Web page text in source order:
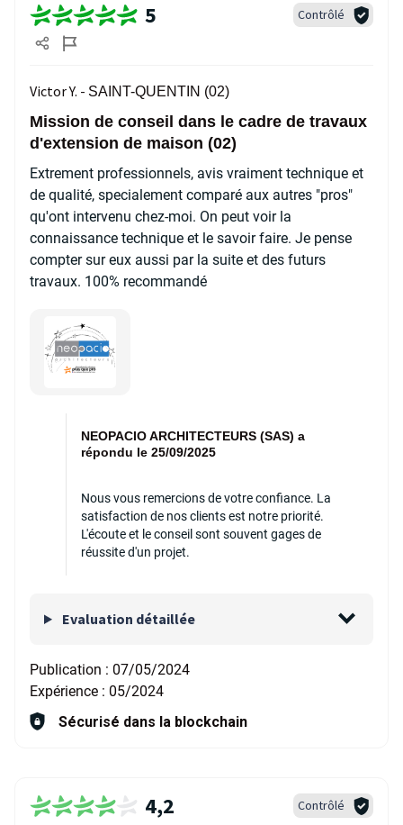
5 Contrôlé
Victor Y. - SAINT-QUENTIN (02)
Mission de conseil dans le cadre de travaux
d'extension de maison (02)
Extrement professionnels, avis vraiment technique et
de qualité, specialement comparé aux autres "pros"
qu'ont intervenu chez-moi. On peut voir la
connaissance technique et le savoir faire. Je pense
compter sur eux aussi par la suite et des futurs
travaux. 100% recommandé
NEOPACIO ARCHITECTEURS (SAS) a
répondu le 25/09/2025
Nous vous remercions de votre confiance. La
satisfaction de nos clients est notre priorité.
L'écoute et le conseil sont souvent gages de
réussite d'un projet.
Evaluation détaillée
Publication : 07/05/2024
Expérience : 05/2024
Sécurisé dans la blockchain
4,2 Contrôlé